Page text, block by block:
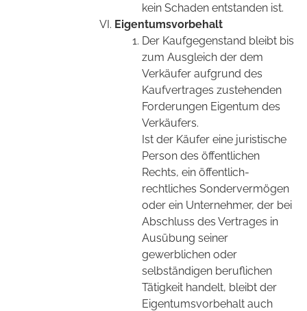
kein Schaden entstanden ist.
Eigentumsvorbehalt
Der Kaufgegenstand bleibt bis
zum Ausgleich der dem
Verkäufer aufgrund des
Kaufvertrages zustehenden
Forderungen Eigentum des
Verkäufers.
Ist der Käufer eine juristische
Person des öffentlichen
Rechts, ein öffentlich-
rechtliches Sondervermögen
oder ein Unternehmer, der bei
Abschluss des Vertrages in
Ausübung seiner
gewerblichen oder
selbständigen beruflichen
Tätigkeit handelt, bleibt der
Eigentumsvorbehalt auch